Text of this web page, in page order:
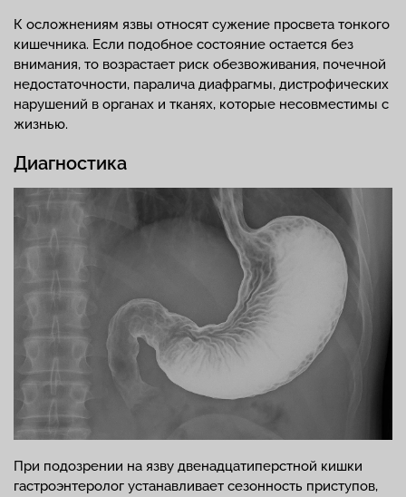
К осложнениям язвы относят сужение просвета тонкого
кишечника. Если подобное состояние остается без
внимания, то возрастает риск обезвоживания, почечной
недостаточности, паралича диафрагмы, дистрофических
нарушений в органах и тканях, которые несовместимы с
жизнью.
Диагностика
При подозрении на язву двенадцатиперстной кишки
гастроэнтеролог устанавливает сезонность приступов,